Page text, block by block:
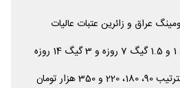
عراق و زائرین عتبات عالیات
هزار تومان